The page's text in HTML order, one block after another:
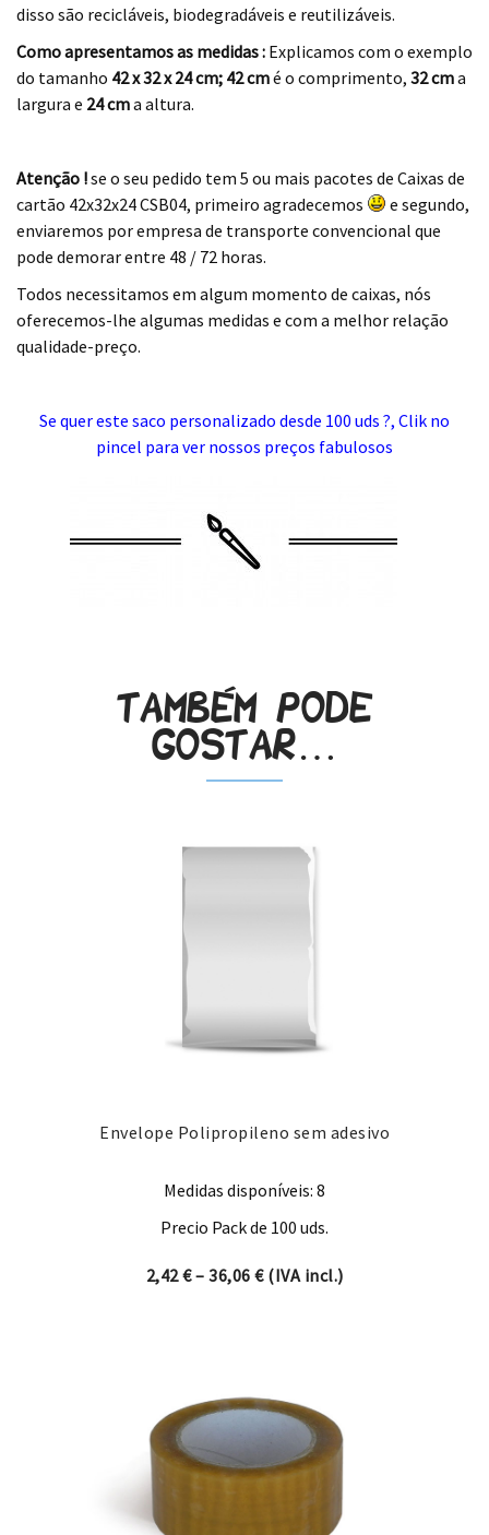
disso são recicláveis, biodegradáveis e reutilizáveis.
Como apresentamos as medidas : Explicamos com o exemplo
do tamanho 42 x 32 x 24 cm; 42 cmé o comprimento, 32 cma
largura e 24 cma altura.
Atenção !se o seu pedido tem 5 ou mais pacotes de Caixas de
cartão 42x32x24 CSB04, primeiro agradecemos
e segundo,
enviaremos por empresa de transporte convencional que
pode demorar entre 48 / 72 horas.
Todos necessitamos em algum momento de caixas, nós
oferecemos-lhe algumas medidas e com a melhor relação
qualidade-preço.
Se quer este saco personalizado desde 100 uds ?, Clik no
pincel para ver nossos preços fabulosos
Também pode
gostar…
Envelope Polipropileno sem adesivo
Medidas disponíveis: 8
Precio Pack de 100 uds.
2,42€– 36,06 €Price range: 2,42 € through
(IVA incl.)